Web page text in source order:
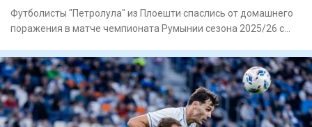
Футболисты "Петролула" из Плоешти спаслись от домашнего
поражения в матче чемпионата Румынии сезона 2025/26 с